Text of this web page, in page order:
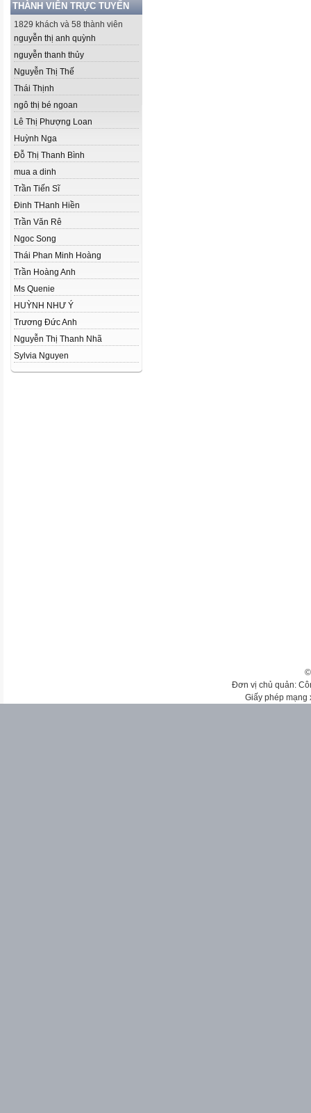
THÀNH VIÊN TRỰC TUYẾN
1829 khách và 58 thành viên
nguyễn thị anh quỳnh
nguyễn thanh thủy
Nguyễn Thị Thế
Thái Thịnh
ngô thị bé ngoan
Lê Thị Phượng Loan
Huỳnh Nga
Đỗ Thị Thanh Bình
mua a dinh
Trần Tiến Sĩ
Đinh THanh Hiền
Trần Văn Rê
Ngoc Song
Thái Phan Minh Hoàng
Trần Hoàng Anh
Ms Quenie
HUỲNH NHƯ Ý
Trương Đức Anh
Nguyễn Thị Thanh Nhã
Sylvia Nguyen
Đơn vị chủ quản:
Giấy phép mạng